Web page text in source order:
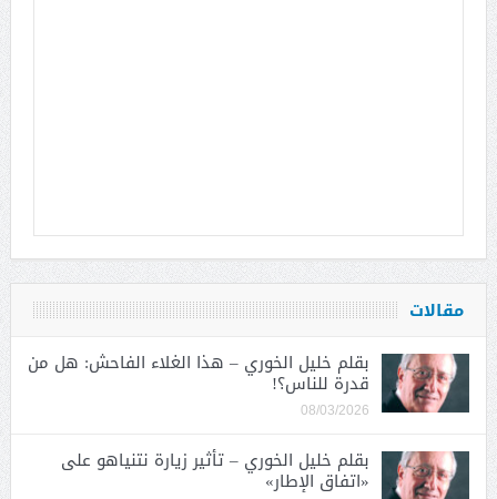
مقالات
بقلم خليل الخوري – هذا الغلاء الفاحش: هل من
قدرة للناس؟!
08/03/2026
بقلم خليل الخوري – تأثير زيارة نتنياهو على
«اتفاق الإطار»